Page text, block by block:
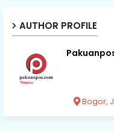
AUTHOR PROFILE
Bogor,